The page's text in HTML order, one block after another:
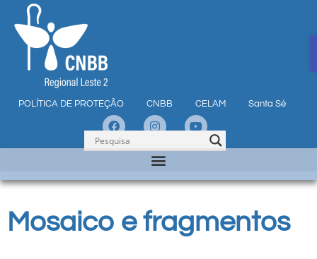
POLÍTICA DE PROTEÇÃO CNBB CELAM Santa Sé
Mosaico e fragmentos